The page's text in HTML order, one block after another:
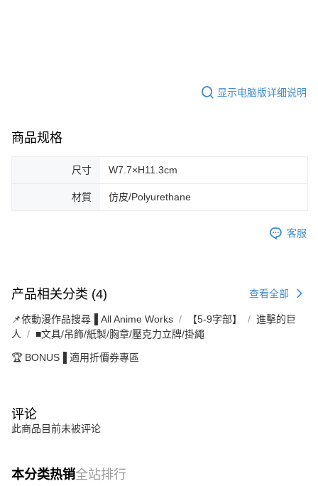
显示电脑版详细说明
商品规格
尺寸 W7.7×H11.3cm
材質 仿皮/Polyurethane
客服
产品相关分类 (4) 查看全部
📌依動漫作品搜尋▐ All Anime Works 【5-9字部】
進擊的巨
人
■文具/吊飾/紙製/胸章/壓克力立牌/掛繩
🏆 BONUS▐ 適用折價券專區
评论
此商品目前未被评论
本分类热销全站排行